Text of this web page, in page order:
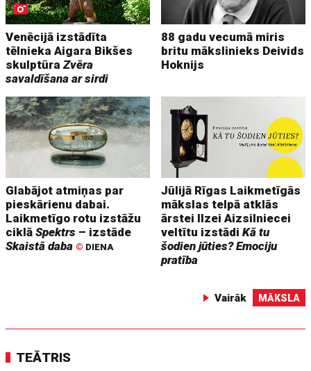
Venēcijā izstādīta
tēlnieka Aigara Bikšes
skulptūraZvēra
savaldīšana ar sirdi
88 gadu vecumā miris
britu mākslinieks Deivids
Hoknijs
Glabājot atmiņas par
pieskārienu dabai.
Laikmetīgo rotu izstāžu
ciklāSpektrs – izstāde
Skaistā daba © DIENA
Jūlijā Rīgas Laikmetīgās
mākslas telpā atklās
ārstei Ilzei Aizsilniecei
veltītu izstādiKā tu
šodien jūties? Emociju
pratība
Vairāk MĀKSLA
TEĀTRIS